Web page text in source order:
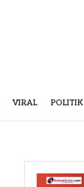
VIRAL POLITIK